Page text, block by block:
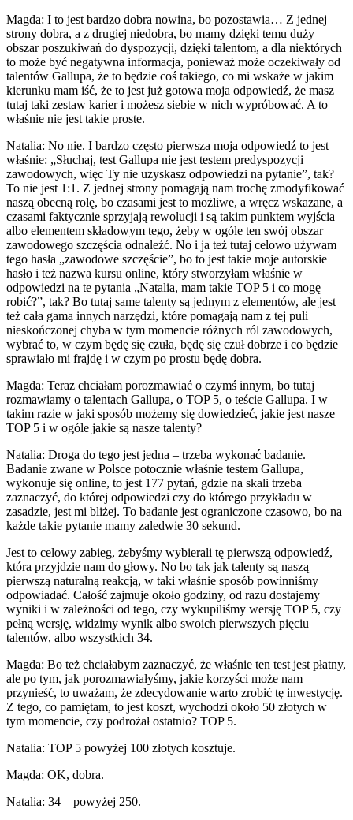
Magda: I to jest bardzo dobra nowina, bo pozostawia… Z jednej
strony dobra, a z drugiej niedobra, bo mamy dzięki temu duży
obszar poszukiwań do dyspozycji, dzięki talentom, a dla niektórych
to może być negatywna informacja, ponieważ może oczekiwały od
talentów Gallupa, że to będzie coś takiego, co mi wskaże w jakim
kierunku mam iść, że to jest już gotowa moja odpowiedź, że masz
tutaj taki zestaw karier i możesz siebie w nich wypróbować. A to
właśnie nie jest takie proste.
Natalia: No nie. I bardzo często pierwsza moja odpowiedź to jest
właśnie: „Słuchaj, test Gallupa nie jest testem predyspozycji
zawodowych, więc Ty nie uzyskasz odpowiedzi na pytanie”, tak?
To nie jest 1:1. Z jednej strony pomagają nam trochę zmodyfikować
naszą obecną rolę, bo czasami jest to możliwe, a wręcz wskazane, a
czasami faktycznie sprzyjają rewolucji i są takim punktem wyjścia
albo elementem składowym tego, żeby w ogóle ten swój obszar
zawodowego szczęścia odnaleźć. No i ja też tutaj celowo używam
tego hasła „zawodowe szczęście”, bo to jest takie moje autorskie
hasło i też nazwa kursu online, który stworzyłam właśnie w
odpowiedzi na te pytania „Natalia, mam takie TOP 5 i co mogę
robić?”, tak? Bo tutaj same talenty są jednym z elementów, ale jest
też cała gama innych narzędzi, które pomagają nam z tej puli
nieskończonej chyba w tym momencie różnych ról zawodowych,
wybrać to, w czym będę się czuła, będę się czuł dobrze i co będzie
sprawiało mi frajdę i w czym po prostu będę dobra.
Magda: Teraz chciałam porozmawiać o czymś innym, bo tutaj
rozmawiamy o talentach Gallupa, o TOP 5, o teście Gallupa. I w
takim razie w jaki sposób możemy się dowiedzieć, jakie jest nasze
TOP 5 i w ogóle jakie są nasze talenty?
Natalia: Droga do tego jest jedna – trzeba wykonać badanie.
Badanie zwane w Polsce potocznie właśnie testem Gallupa,
wykonuje się online, to jest 177 pytań, gdzie na skali trzeba
zaznaczyć, do której odpowiedzi czy do którego przykładu w
zasadzie, jest mi bliżej. To badanie jest ograniczone czasowo, bo na
każde takie pytanie mamy zaledwie 30 sekund.
Jest to celowy zabieg, żebyśmy wybierali tę pierwszą odpowiedź,
która przyjdzie nam do głowy. No bo tak jak talenty są naszą
pierwszą naturalną reakcją, w taki właśnie sposób powinniśmy
odpowiadać. Całość zajmuje około godziny, od razu dostajemy
wyniki i w zależności od tego, czy wykupiliśmy wersję TOP 5, czy
pełną wersję, widzimy wynik albo swoich pierwszych pięciu
talentów, albo wszystkich 34.
Magda: Bo też chciałabym zaznaczyć, że właśnie ten test jest płatny,
ale po tym, jak porozmawiałyśmy, jakie korzyści może nam
przynieść, to uważam, że zdecydowanie warto zrobić tę inwestycję.
Z tego, co pamiętam, to jest koszt, wychodzi około 50 złotych w
tym momencie, czy podrożał ostatnio? TOP 5.
Natalia: TOP 5 powyżej 100 złotych kosztuje.
Magda: OK, dobra.
Natalia: 34 – powyżej 250.